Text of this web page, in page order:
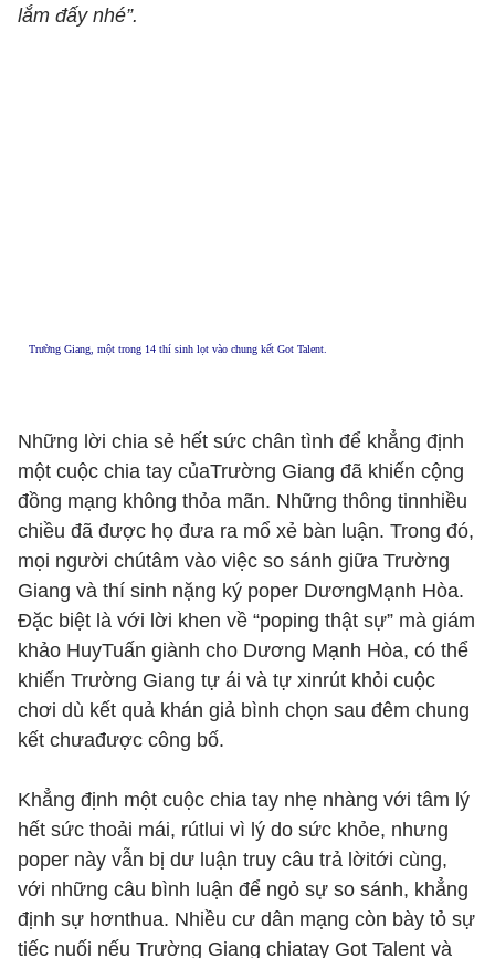
lắm đấy nhé”.
Trường Giang, một trong 14 thí sinh lọt vào chung kết Got Talent.
Những lời chia sẻ hết sức chân tình để khẳng định
một cuộc chia tay củaTrường Giang đã khiến cộng
đồng mạng không thỏa mãn. Những thông tinnhiều
chiều đã được họ đưa ra mổ xẻ bàn luận. Trong đó,
mọi người chútâm vào việc so sánh giữa Trường
Giang và thí sinh nặng ký poper DươngMạnh Hòa.
Đặc biệt là với lời khen về “poping thật sự” mà giám
khảo HuyTuấn giành cho Dương Mạnh Hòa, có thể
khiến Trường Giang tự ái và tự xinrút khỏi cuộc
chơi dù kết quả khán giả bình chọn sau đêm chung
kết chưađược công bố.
Khẳng định một cuộc chia tay nhẹ nhàng với tâm lý
hết sức thoải mái, rútlui vì lý do sức khỏe, nhưng
poper này vẫn bị dư luận truy câu trả lờitới cùng,
với những câu bình luận để ngỏ sự so sánh, khẳng
định sự hơnthua. Nhiều cư dân mạng còn bày tỏ sự
tiếc nuối nếu Trường Giang chiatay Got Talent và